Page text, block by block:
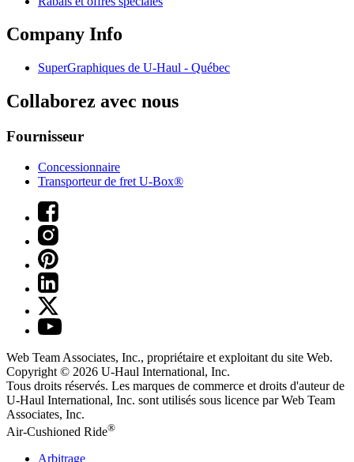
Company Info
SuperGraphiques de U-Haul - Québec
Collaborez avec nous
Fournisseur
Concessionnaire
Transporteur de fret U-Box®
Web Team Associates, Inc., propriétaire et exploitant du site Web.
Copyright © 2026 U-Haul International, Inc.
Tous droits réservés. Les marques de commerce et droits d'auteur de
U-Haul International, Inc. sont utilisés sous licence par Web Team
Associates, Inc.
Air-Cushioned Ride®
Arbitrage